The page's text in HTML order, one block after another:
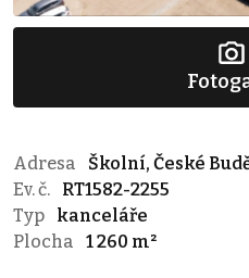
Adresa
Školní, České
Ev. č.
RT1582-2255
Typ
kanceláře
Plocha
1 260 m²